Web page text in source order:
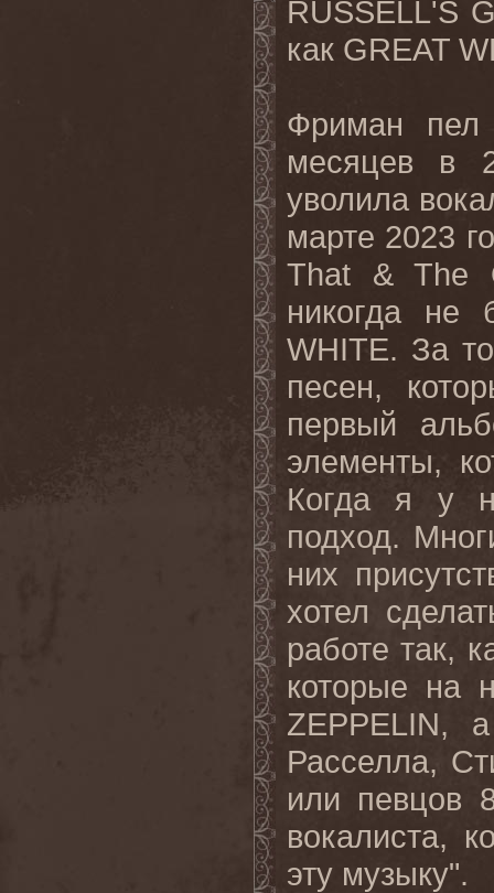
RUSSELL'S
как GREAT
Фриман
месяцев в
уволила
марте 2023
That &The
никогда не
WHITE. За
песен,
первый
элементы,
Когда я у
подход.
них
хотел
работе так,
которые на
ZEPPELIN, а
Расселла,
или певцов
вокалиста,
эту музыку".